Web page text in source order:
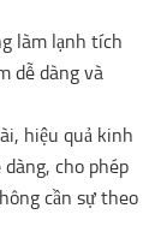
làm lạnh tích
dễ dàng và
hiệu quả kinh
dàng, cho phép
cần sự theo